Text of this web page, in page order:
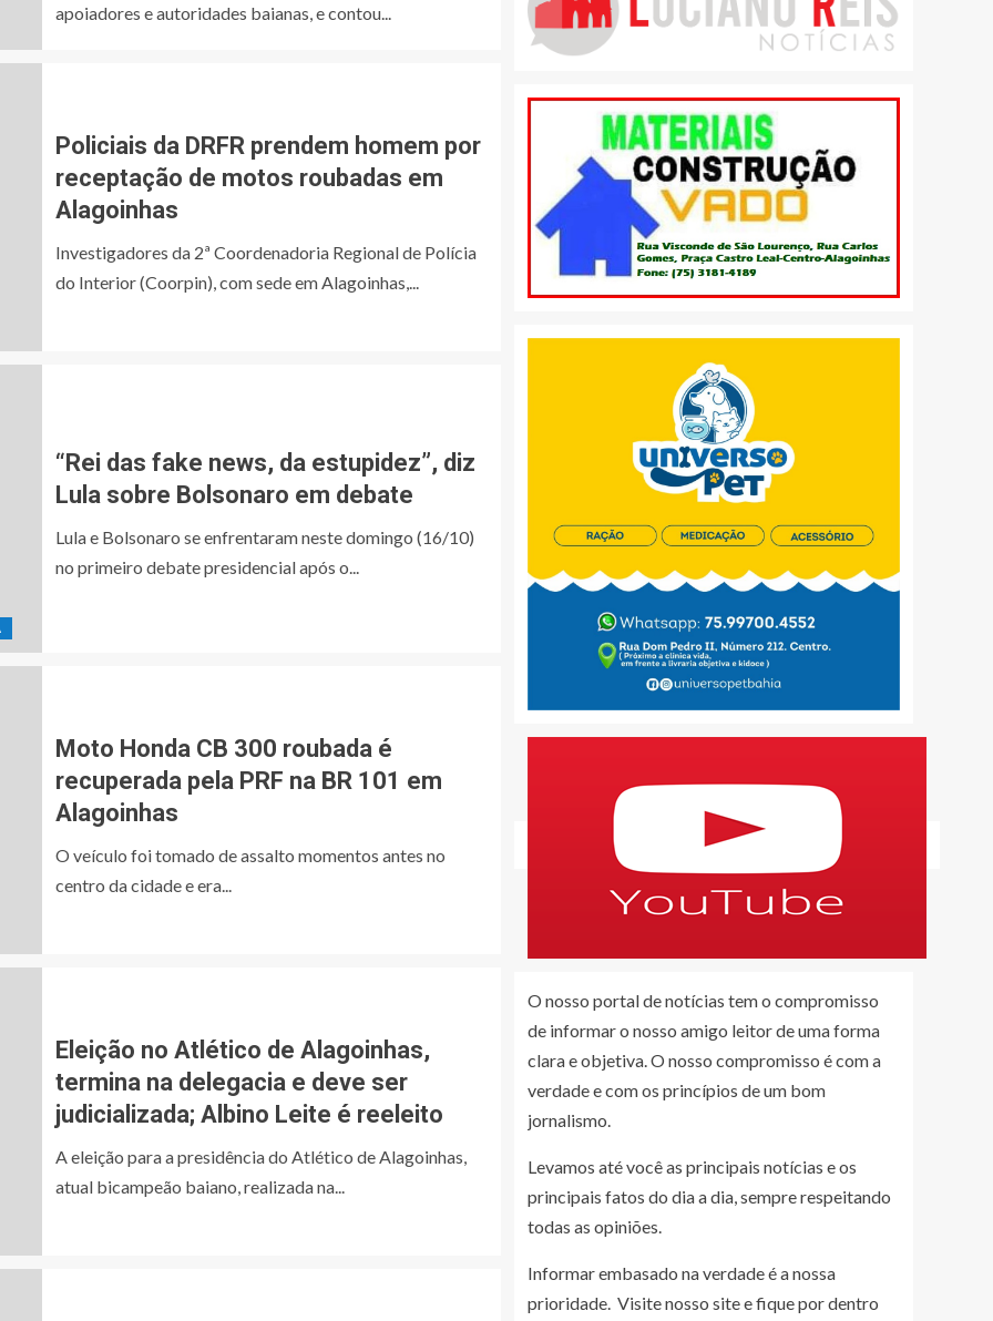
apoiadores e autoridades baianas, e contou...
Policiais da DRFR prendem homem por
receptação de motos roubadas em
Alagoinhas
Investigadores da 2ª Coordenadoria Regional de Polícia
do Interior (Coorpin), com sede em Alagoinhas,...
“Rei das fake news, da estupidez”, diz
Lula sobre Bolsonaro em debate
Lula e Bolsonaro se enfrentaram neste domingo (16/10)
no primeiro debate presidencial após o...
Moto Honda CB 300 roubada é
recuperada pela PRF na BR 101 em
Alagoinhas
O veículo foi tomado de assalto momentos antes no
centro da cidade e era...
Eleição no Atlético de Alagoinhas,
termina na delegacia e deve ser
judicializada; Albino Leite é reeleito
A eleição para a presidência do Atlético de Alagoinhas,
atual bicampeão baiano, realizada na...
O nosso portal de notícias tem o compromisso
de informar o nosso amigo leitor de uma forma
clara e objetiva. O nosso compromisso é com a
verdade e com os princípios de um bom
jornalismo.
Levamos até você as principais notícias e os
principais fatos do dia a dia, sempre respeitando
todas as opiniões.
Informar embasado na verdade é a nossa
prioridade. Visite nosso site e fique por dentro